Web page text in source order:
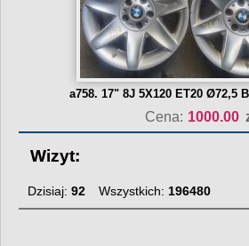
a758. 17" 8J 5X120 ET20 Ø72,5
Cena: 1000.00
Wizyt:
Dzisiaj: 92 Wszystkich: 196480